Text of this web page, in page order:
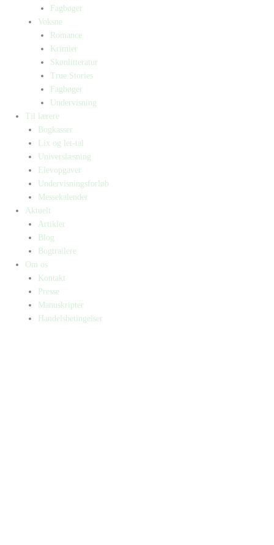
Fagbøger
Voksne
Romance
Krimier
Skønlitteratur
True Stories
Fagbøger
Undervisning
Til lærere
Bogkasser
Lix og let-tal
Universlæsning
Elevopgaver
Undervisningsforløb
Messekalender
Aktuelt
Artikler
Blog
Bogtrailere
Om os
Kontakt
Presse
Manuskripter
Handelsbetingelser